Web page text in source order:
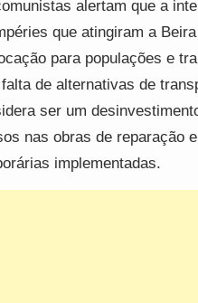
alertam que a
que atingiram a
para populações e
de alternativas de
ser um
nas obras de reparação
implementadas.